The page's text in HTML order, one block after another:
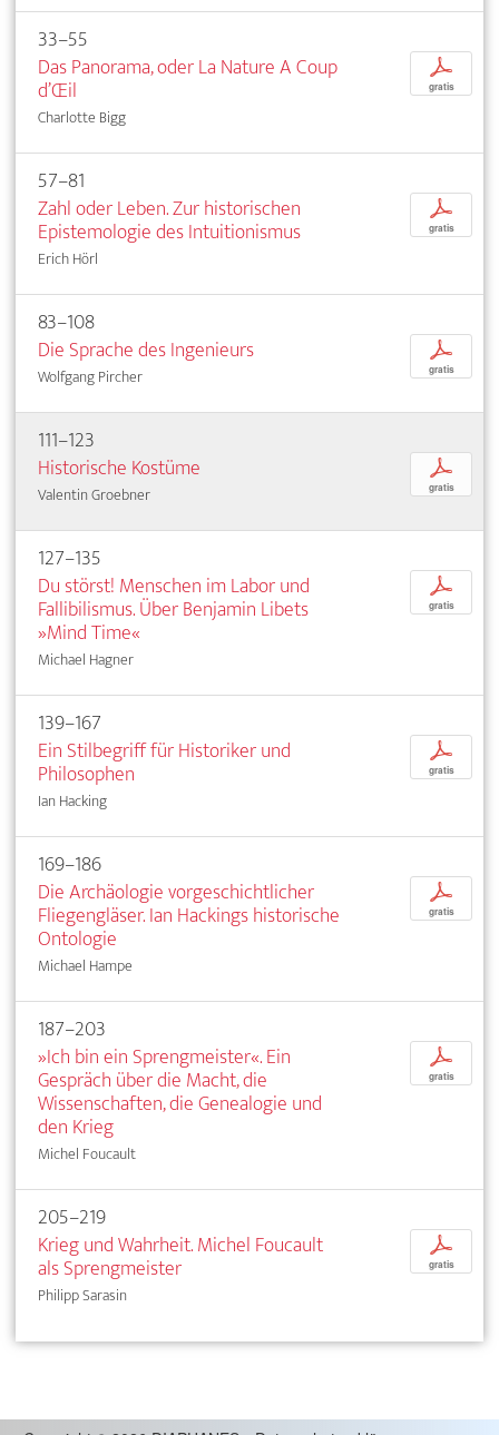
33–55
Das Panorama, oder La Nature A Coup
d’Œil
Charlotte Bigg
p
gratis
57–81
Zahl oder Leben. Zur historischen
Epistemologie des Intuitionismus
Erich Hörl
p
gratis
83–108
Die Sprache des Ingenieurs
Wolfgang Pircher
p
gratis
111–123
Historische Kostüme
Valentin Groebner
p
gratis
127–135
Du störst! Menschen im Labor und
Fallibilismus. Über Benjamin Libets
»Mind Time«
Michael Hagner
p
gratis
139–167
Ein Stilbegriff für Historiker und
Philosophen
Ian Hacking
p
gratis
169–186
Die Archäologie vorgeschichtlicher
Fliegengläser. Ian Hackings historische
Ontologie
Michael Hampe
p
gratis
187–203
»Ich bin ein Sprengmeister«. Ein
Gespräch über die Macht, die
Wissenschaften, die Genealogie und
den Krieg
Michel Foucault
p
gratis
205–219
Krieg und Wahrheit. Michel Foucault
als Sprengmeister
Philipp Sarasin
p
gratis